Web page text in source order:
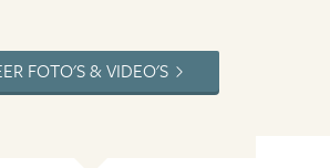
FOTO'S & VIDEO'S